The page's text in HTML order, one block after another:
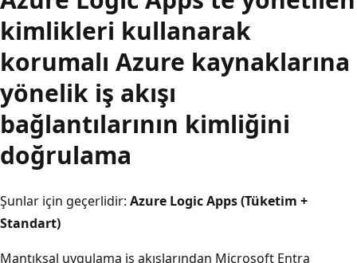
kimlikleri kullanarak
korumalı Azure kaynaklarına
yönelik iş akışı
bağlantılarının kimliğini
doğrulama
Şunlar için geçerlidir: Azure Logic Apps (Tüketim +
Standart)
Mantıksal uygulama iş akışlarından Microsoft Entra